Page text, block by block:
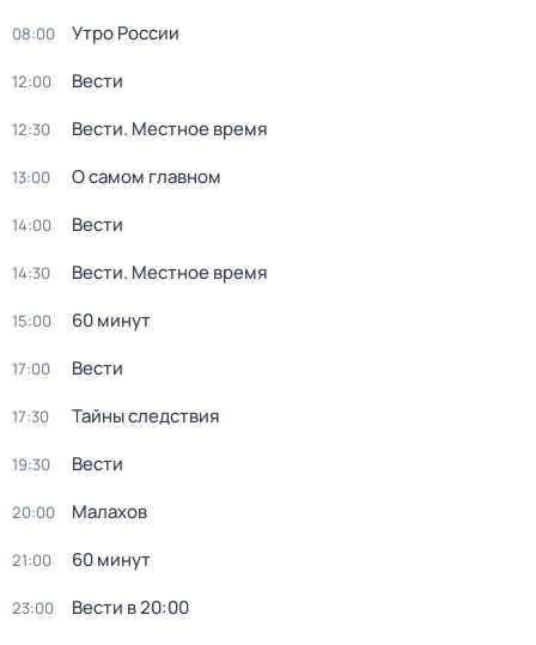
08:00 Утро России
12:00 Вести
12:30 Вести. Местное время
13:00 О самом главном
14:00 Вести
14:30 Вести. Местное время
15:00 60 минут
17:00 Вести
17:30 Тайны следствия
19:30 Вести
20:00 Малахов
21:00 60 минут
23:00 Вести в 20:00